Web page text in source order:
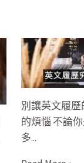
別讓英文履
的煩惱 不論
多...